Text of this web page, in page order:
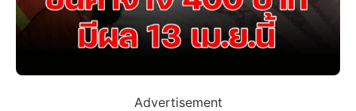
Advertisement